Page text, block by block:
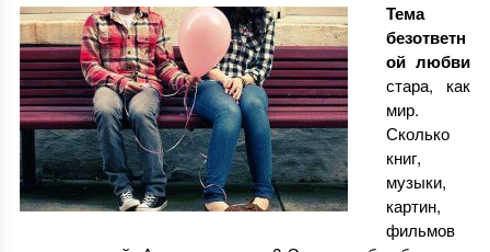
Тема
безответн
ой любви
стара, как
мир.
Сколько
книг,
музыки,
картин,
фильмов